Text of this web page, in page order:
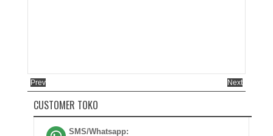
Prev Next
CUSTOMER TOKO
SMS/Whatsapp: